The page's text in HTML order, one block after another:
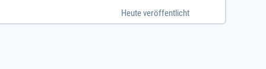
Heute veröffentlicht